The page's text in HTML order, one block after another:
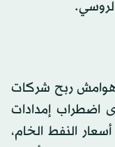
هوامش ربح شركات
اضطراب إمدادات
النفط الخام،